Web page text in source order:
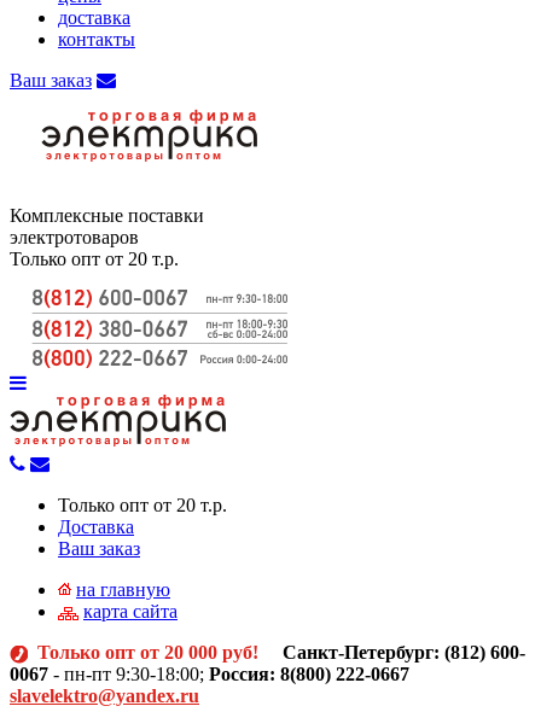
доставка
контакты
Ваш заказ
Комплексные поставки
электротоваров
Только опт от 20 т.р.
Только опт от 20 т.р.
Доставка
Ваш заказ
на главную
карта сайта
Только опт от 20 000 руб! Санкт-Петербург: (812) 600-
0067 - пн-пт 9:30-18:00; Россия: 8(800) 222-0667
slavelektro@yandex.ru